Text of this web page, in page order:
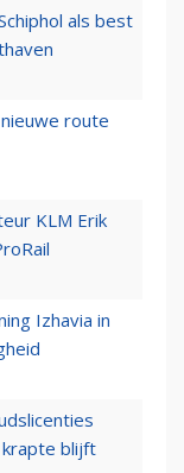
als best
route
KLM Erik
Izhavia in
blijft